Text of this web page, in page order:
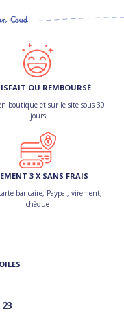
OU REMBOURSÉ
boutique et sur le site sous 30
jours
3 X SANS FRAIS
bancaire, Paypal, virement,
chèque